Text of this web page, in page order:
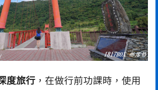
度旅行 ，在做行前功課時，使用